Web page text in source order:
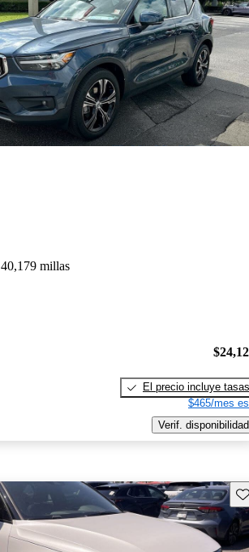
40,179 millas
El precio incluye tasas
$465/mes
Verif. disponibilidad